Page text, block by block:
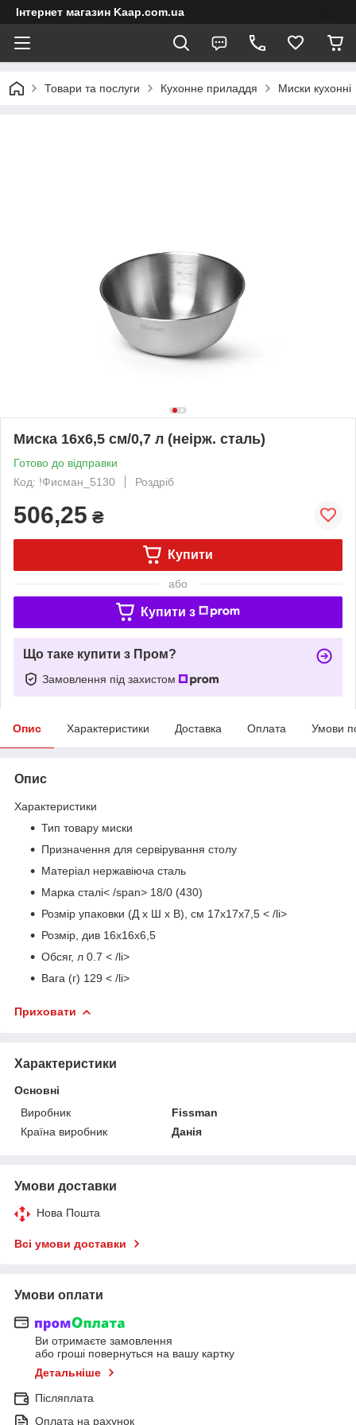
Інтернет магазин Kaap.com.ua
Товари та послуги Кухонне приладдя Миски кухонні
Миска 16x6,5 см/0,7 л (неірж. сталь)
Готово до відправки
Код: !Фисман_5130
Роздріб
506,25 ₴
Купити
або
Купити з
Що таке купити з Пром?
Замовлення під захистом
Опис Характеристики Доставка Оплата Умови
Опис
Характеристики
Тип товару миски
Призначення для сервірування столу
Матеріал нержавіюча сталь
Марка сталі< /span> 18/0 (430)
Розмір упаковки (Д х Ш х В), см 17х17х7,5 < /li>
Розмір, див 16х16х6,5
Обсяг, л 0.7 < /li>
Вага (г) 129 < /li>
Приховати
Характеристики
Основні
Виробник
Fissman
Країна виробник
Данія
Умови доставки
Нова Пошта
Всі умови доставки
Умови оплати
Ви отримаєте замовлення
або гроші повернуться на вашу картку
Детальніше
Післяплата
Оплата на рахунок